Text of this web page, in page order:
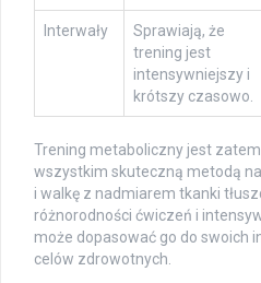
Interwały
Sprawiają, że
trening jest
intensywniejszy i
krótszy czasowo.
Trening metaboliczny jest
wszystkim skuteczną metodą
i walkę z nadmiarem tkanki
różnorodności ćwiczeń i
może dopasować go do swoich
celów zdrowotnych.